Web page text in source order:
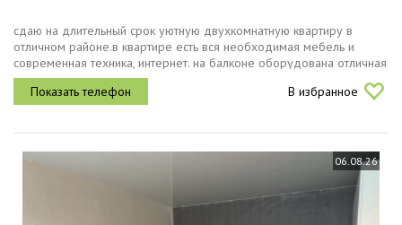
сдаю на длительный срок уютную двухкомнатную квартиру в
отличном районе.в квартире есть вся необходимая мебель и
современная техника, интернет. на балконе оборудована отличная
зона отдыха летом.кухня ikea, с индукционной варочной панелью
В избранное
06.08.26